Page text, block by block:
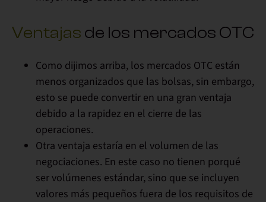
Ventajas de los mercados OTC
Como dijimos arriba, los mercados OTC están
menos organizados que las bolsas, sin embargo,
esto se puede convertir en una gran ventaja
debido a la rapidez en el cierre de las
operaciones.
Otra ventaja estaría en el volumen de las
negociaciones. En este caso no tienen porqué
ser volúmenes estándar, sino que se incluyen
valores más pequeños fuera de los requisitos de